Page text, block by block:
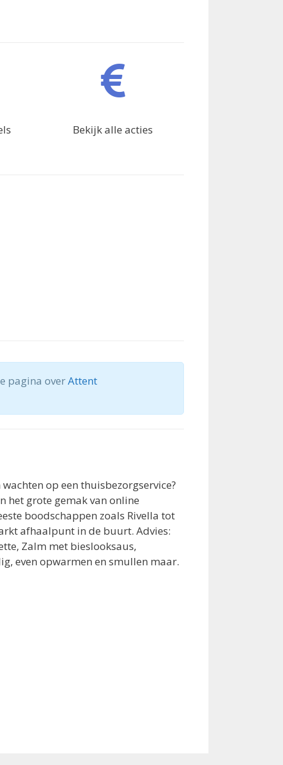
Bekijk alle acties
pagina overAttent
op een thuisbezorgservice?
het grote gemak van online
boodschappen zoals Rivella tot
afhaalpunt in de buurt. Advies:
Zalm met bieslooksaus,
even opwarmen en smullen maar.